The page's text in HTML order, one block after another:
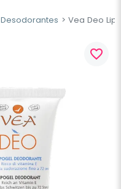
Desodorantes Vea Deo
favorite_border